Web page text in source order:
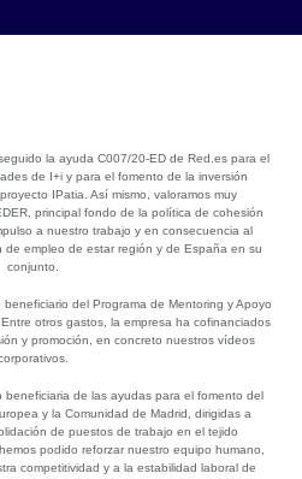
la ayuda C007/20-ED de Red.es para el
de I+i y para el fomento de la inversión
IPatia. Así mismo, valoramos muy
principal fondo de la política de cohesión
a nuestro trabajo y en consecuencia al
de empleo de estar región y de España en su
conjunto.
del Programa de Mentoring y Apoyo
otros gastos, la empresa ha cofinanciados
y promoción, en concreto nuestros vídeos
de las ayudas para el fomento del
y la Comunidad de Madrid, dirigidas a
de puestos de trabajo en el tejido
podido reforzar nuestro equipo humano,
competitividad y a la estabilidad laboral de